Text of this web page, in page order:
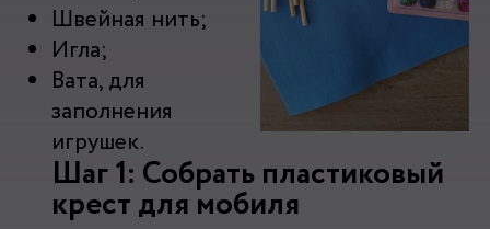
Швейная нить;
Игла;
Вата, для
заполнения
игрушек.
Шаг 1: Собрать пластиковый
крест для мобиля